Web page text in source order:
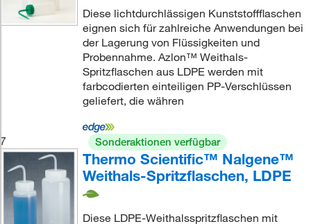
Diese lichtdurchlässigen Kunststoffflaschen
eignen sich für zahlreiche Anwendungen bei
der Lagerung von Flüssigkeiten und
Probennahme. Azlon™ Weithals-
Spritzflaschen aus LDPE werden mit
farbcodierten einteiligen PP-Verschlüssen
geliefert, die währen
7 Sonderaktionen verfügbar
Thermo Scientific™ Nalgene™
Weithals-Spritzflaschen, LDPE
Diese LDPE-Weithalsspritzflaschen mit